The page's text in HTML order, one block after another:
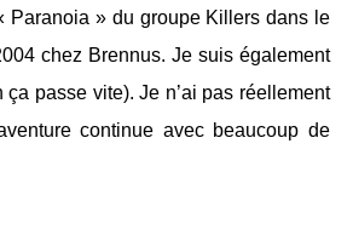
Paranoia » du groupe Killers dans le
chez Brennus. Je suis également
passe vite). Je n’ai pas réellement
continue avec beaucoup de